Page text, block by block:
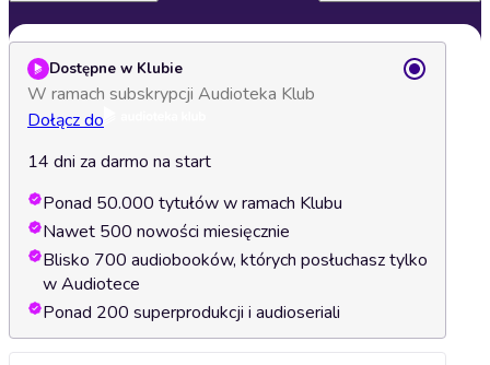
Dostępne w Klubie
W ramach subskrypcji Audioteka Klub
Dołącz do
14 dni za darmo na start
Ponad 50.000 tytułów w ramach Klubu
Nawet 500 nowości miesięcznie
Blisko 700 audiobooków, których posłuchasz tylko
w Audiotece
Ponad 200 superprodukcji i audioseriali